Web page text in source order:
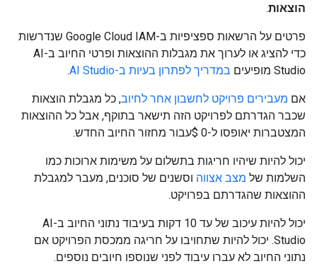
הוצאות.
פרטים על הרשאות ספציפיות ב-Google Cloud IAM שנדרשות
כדי להציג או לערוך את מגבלות ההוצאות ופרטי החיוב ב-AI
Studio מופיעים
במדריך לפתרון בעיות ב-AI Studio .
אם מעבירים פרויקט לחשבון אחר לחיוב, כל מגבלת הוצאות
שכבר הגדרתם לפרויקט הזה תישאר בתוקף, אבל כל ההוצאות
המצטברות יאופסו ל-0 $עבור מחזור החיוב החדש.
יכול להיות שיהיו חריגות בתשלום על משימות ארוכות כמו
השלמות של מצב אצווה וסשנים של סוכנים, מעבר למגבלת
ההוצאות שהגדרתם בפרויקט.
יכול להיות עיכוב של עד 10 דקות בעיבוד נתוני החיוב ב-AI
Studio. יכול להיות שתחויבו על חריגה ממכסת הפרויקט אם
נתוני החיוב לא עברו עיבוד לפני שנוספו חיובים נוספים.